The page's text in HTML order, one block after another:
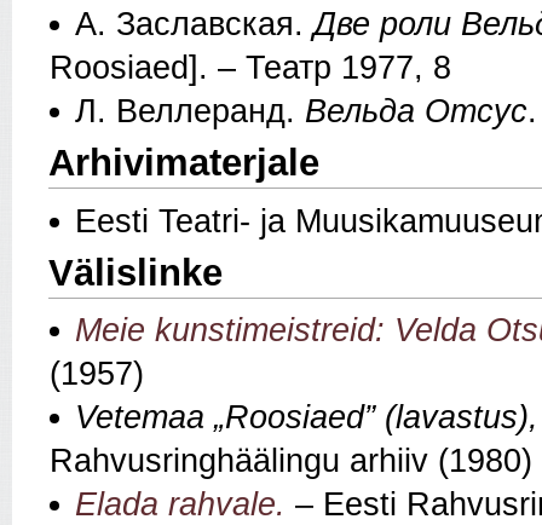
А. Заславская.Две роли
Roosiaed]. – Театр 1977, 8
Л. Веллеранд. Вельда Отсус
Arhivimaterjale
Eesti Teatri- ja
Välislinke
Meie kunstimeistreid: Velda
(1957)
Vetemaa „Roosiaed”
Rahvusringhäälingu arhiiv (1980)
Elada rahvale. – Eesti